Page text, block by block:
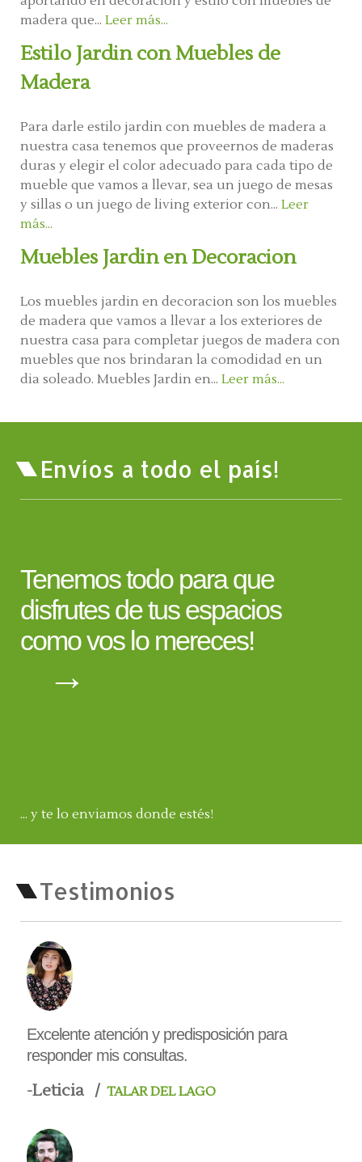
madera que... Leer más...
Estilo Jardin con Muebles de
Madera
Para darle estilo jardin con muebles de madera a
nuestra casa tenemos que proveernos de maderas
duras y elegir el color adecuado para cada tipo de
mueble que vamos a llevar, sea un juego de mesas
y sillas o un juego de living exterior con... Leer
más...
Muebles Jardin en Decoracion
Los muebles jardin en decoracion son los muebles
de madera que vamos a llevar a los exteriores de
nuestra casa para completar juegos de madera con
muebles que nos brindaran la comodidad en un
dia soleado. Muebles Jardin en... Leer más...
Envíos a todo el país!
Tenemos todo para que
disfrutes de tus espacios
como vos lo mereces!
→
... y te lo enviamos donde estés!
Testimonios
Excelente atención y predisposición para
responder mis consultas.
-Leticia TALAR DEL LAGO